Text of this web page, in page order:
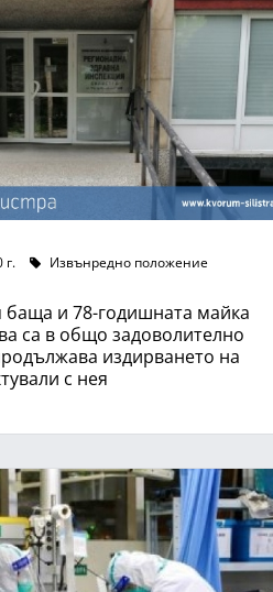
г.
Извънредно положение
и 78-годишната майка
са в общо задоволително
издирването на
с нея